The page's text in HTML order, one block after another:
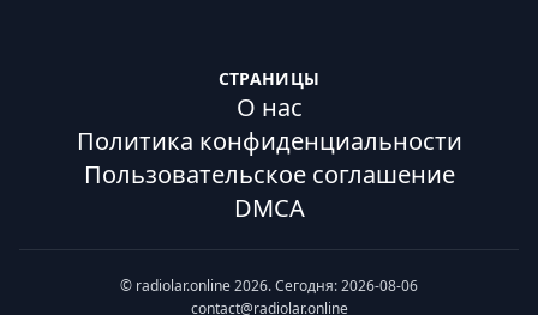
СТРАНИЦЫ
О нас
Политика конфиденциальности
Пользовательское соглашение
DMCA
© radiolar.online 2026. Сегодня: 2026-08-06
contact@radiolar.online